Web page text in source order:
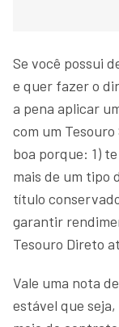
Se você possui
e quer fazer o
a pena aplicar
com um
boa porque: 1)
mais de um tipo
título
garantir
Tesouro Direto
Vale uma nota
estável que